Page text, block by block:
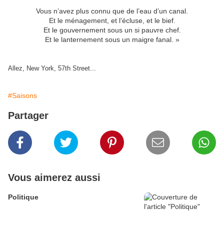
Vous n’avez plus connu que de l’eau d’un canal.
Et le ménagement, et l’écluse, et le bief.
Et le gouvernement sous un si pauvre chef.
Et le lanternement sous un maigre fanal. »
Allez, New York, 57th Street...
#Saisons
Partager
Vous aimerez aussi
Politique